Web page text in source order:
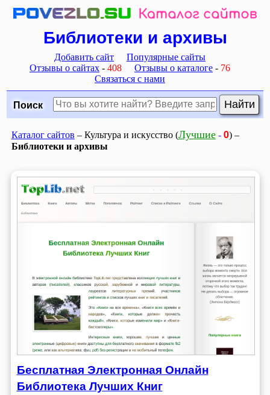
Библиотеки и архивы
Добавить сайт
Популярные сайты
Отзывы о сайтах - 408 Отзывы о каталоге - 76
Связаться с нами
Поиск
Каталог сайтов – Культура и искусство (Лучшие - 0) –
Библиотеки и архивы
Бесплатная Электронная Онлайн
Библиотека Лучших Книг